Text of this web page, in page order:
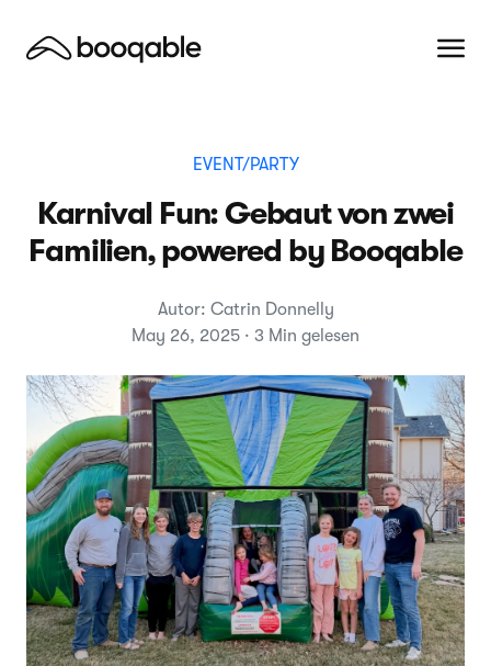
EVENT/PARTY
Karnival Fun: Gebaut von zwei
Familien, powered by Booqable
Autor: Catrin Donnelly
May 26, 2025 · 3 Min gelesen